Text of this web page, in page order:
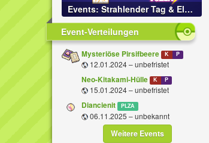
Events: Strahlender Tag & Elektrisierende Nacht
Event-Verteilungen
Mysteriöse Pirsifbeere K P
12.01.2024 – unbefristet
Neo-Kitakami-Hülle
K P
15.01.2024 – unbefristet
Diancienit
PLZA
06.11.2025 – unbekannt
Weitere Events